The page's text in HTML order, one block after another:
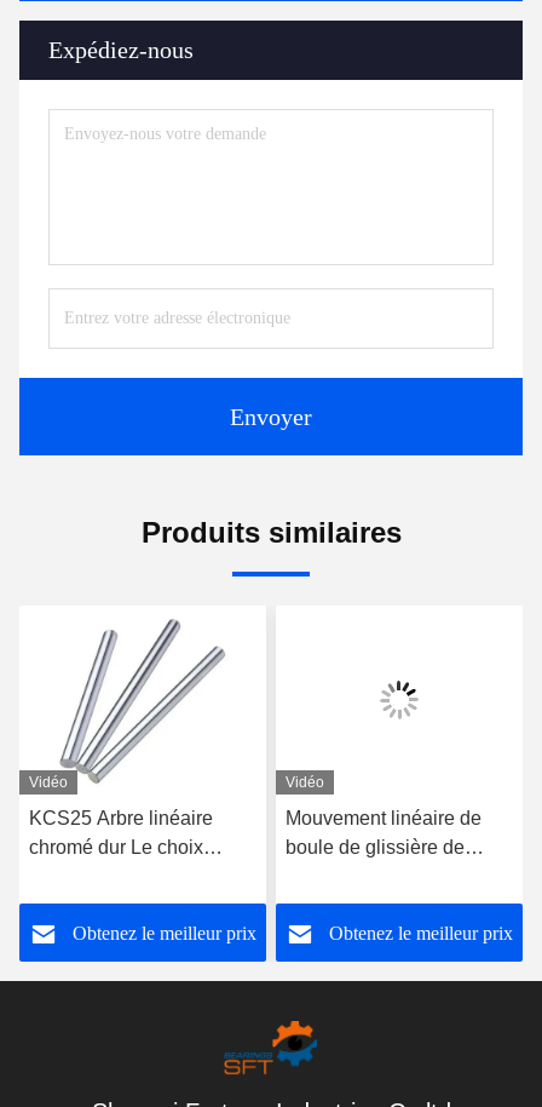
Expédiez-nous
Envoyer
Produits similaires
Vidéo
KCS25 Arbre linéaire
chromé dur Le choix
applications industrielles
Obtenez le meilleur prix
Vidéo
Mouvement linéaire de
boule de glissière de
soutenant l'acier au
chrome KH1026
Obtenez le meilleur prix